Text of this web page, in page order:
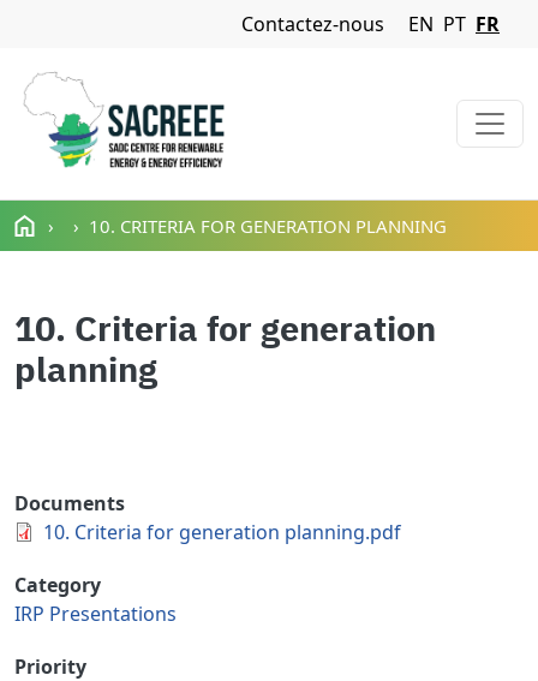
Aller au contenu principal
Navigation Menu
Contactez-nous EN PT FR
10. CRITERIA FOR GENERATION PLANNING
10. Criteria for generation
planning
Documents
10. Criteria for generation planning.pdf
Category
IRP Presentations
Priority